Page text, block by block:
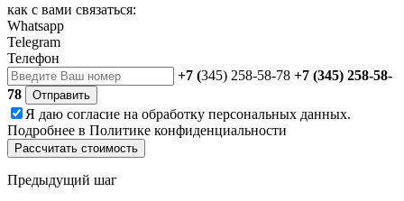
как с вами связаться:
Whatsapp
Telegram
Телефон
+7 (345) 258-58-78 +7 (345) 258-58-
78
Отправить
Я даю согласие на обработку персональных данных.
Подробнее в Политике конфиденциальности
Рассчитать стоимость
Предыдущий шаг